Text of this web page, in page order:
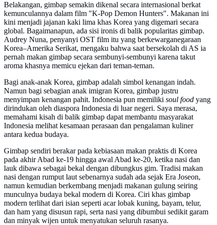
Belakangan, gimbap semakin dikenal secara internasional berkat
kemunculannya dalam film "K-Pop Demon Hunters". Makanan ini
kini menjadi jajanan kaki lima khas Korea yang digemari secara
global. Bagaimanapun, ada sisi ironis di balik popularitas gimbap.
Audrey Nuna, penyanyi OST film itu yang berkewarganegaraan
Korea–Amerika Serikat, mengaku bahwa saat bersekolah di AS ia
pernah makan gimbap secara sembunyi-sembunyi karena takut
aroma khasnya memicu ejekan dari teman-teman.
Bagi anak-anak Korea, gimbap adalah simbol kenangan indah.
Namun bagi sebagian anak imigran Korea, gimbap justru
menyimpan kenangan pahit. Indonesia pun memiliki soul food yang
dirindukan oleh diaspora Indonesia di luar negeri. Saya merasa,
memahami kisah di balik gimbap dapat membantu masyarakat
Indonesia melihat kesamaan perasaan dan pengalaman kuliner
antara kedua budaya.
Gimbap sendiri berakar pada kebiasaan makan praktis di Korea
pada akhir Abad ke-19 hingga awal Abad ke-20, ketika nasi dan
lauk dibawa sebagai bekal dengan dibungkus gim. Tradisi makan
nasi dengan rumput laut sebenarnya sudah ada sejak Era Joseon,
namun kemudian berkembang menjadi makanan gulung seiring
munculnya budaya bekal modern di Korea. Ciri khas gimbap
modern terlihat dari isian seperti acar lobak kuning, bayam, telur,
dan ham yang disusun rapi, serta nasi yang dibumbui sedikit garam
dan minyak wijen untuk menyatukan seluruh rasanya.